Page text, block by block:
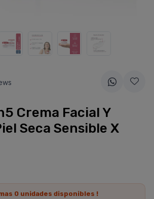
Crema Facial Y
Seca Sensible X
0unidades disponibles !